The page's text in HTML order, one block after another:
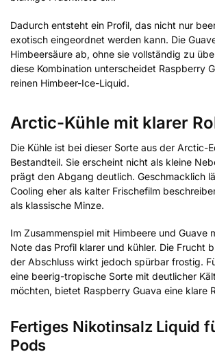
Dadurch entsteht ein Profil, das nicht nur
exotisch eingeordnet werden kann. Die
Himbeersäure ab, ohne sie vollständig zu
diese Kombination unterscheidet Raspberry
reinen Himbeer-Ice-Liquid.
Arctic-Kühle mit klarer
Die Kühle ist bei dieser Sorte aus der Arctic-
Bestandteil. Sie erscheint nicht als kleine
prägt den Abgang deutlich. Geschmacklich
Cooling eher als kalter Frischefilm
als klassische Minze.
Im Zusammenspiel mit Himbeere und Guave
Note das Profil klarer und kühler. Die Frucht
der Abschluss wirkt jedoch spürbar frostig.
eine beerig-tropische Sorte mit deutlicher
möchten, bietet Raspberry Guava eine klare
Fertiges Nikotinsalz Liquid
Pods